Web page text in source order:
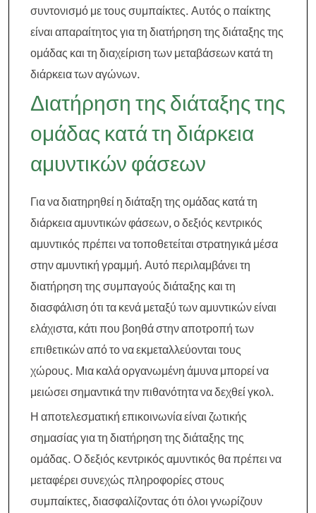
συντονισμό με τους συμπαίκτες. Αυτός ο παίκτης
είναι απαραίτητος για τη διατήρηση της διάταξης της
ομάδας και τη διαχείριση των μεταβάσεων κατά τη
διάρκεια των αγώνων.
Διατήρηση της διάταξης της
ομάδας κατά τη διάρκεια
αμυντικών φάσεων
Για να διατηρηθεί η διάταξη της ομάδας κατά τη
διάρκεια αμυντικών φάσεων, ο δεξιός κεντρικός
αμυντικός πρέπει να τοποθετείται στρατηγικά μέσα
στην αμυντική γραμμή. Αυτό περιλαμβάνει τη
διατήρηση της συμπαγούς διάταξης και τη
διασφάλιση ότι τα κενά μεταξύ των αμυντικών είναι
ελάχιστα, κάτι που βοηθά στην αποτροπή των
επιθετικών από το να εκμεταλλεύονται τους
χώρους. Μια καλά οργανωμένη άμυνα μπορεί να
μειώσει σημαντικά την πιθανότητα να δεχθεί γκολ.
Η αποτελεσματική επικοινωνία είναι ζωτικής
σημασίας για τη διατήρηση της διάταξης της
ομάδας. Ο δεξιός κεντρικός αμυντικός θα πρέπει να
μεταφέρει συνεχώς πληροφορίες στους
συμπαίκτες, διασφαλίζοντας ότι όλοι γνωρίζουν